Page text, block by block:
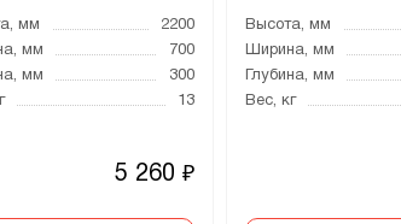
мм
2200
мм
700
мм
300
13
5 260 ₽
Высота, мм
Ширина, мм
Глубина, мм
Вес, кг